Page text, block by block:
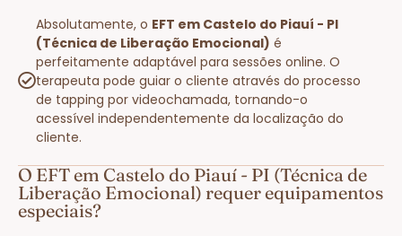
Absolutamente, o EFT em Castelo do Piauí - PI
(Técnica de Liberação Emocional) é
perfeitamente adaptável para sessões online. O
terapeuta pode guiar o cliente através do processo
de tapping por videochamada, tornando-o
acessível independentemente da localização do
cliente.
O EFT em Castelo do Piauí - PI (Técnica de
Liberação Emocional) requer equipamentos
especiais?